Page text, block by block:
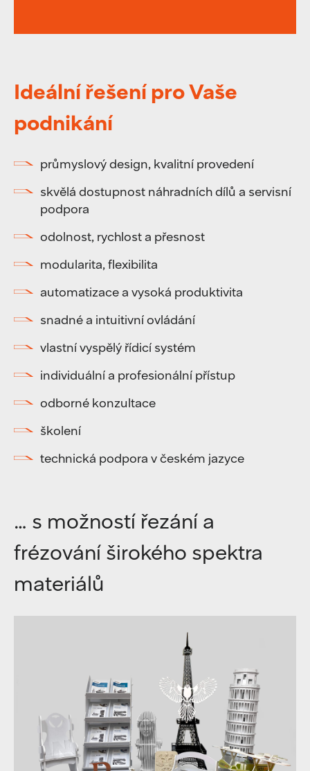
Ideální řešení pro Vaše
podnikání
průmyslový design, kvalitní provedení
skvělá dostupnost náhradních dílů a servisní
podpora
odolnost, rychlost a přesnost
modularita, flexibilita
automatizace a vysoká produktivita
snadné a intuitivní ovládání
vlastní vyspělý řídicí systém
individuální a profesionální přístup
odborné konzultace
školení
technická podpora v českém jazyce
… s možností řezání a
frézování širokého spektra
materiálů